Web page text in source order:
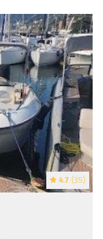
4.7 (35)